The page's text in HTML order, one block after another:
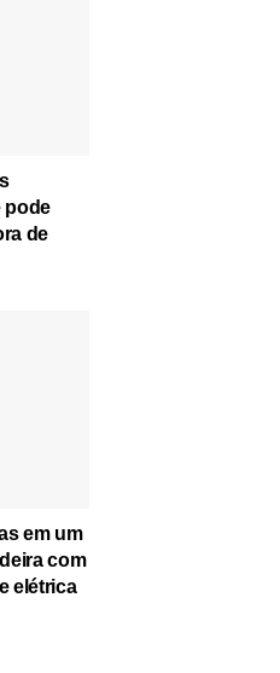
pode
de
em um
com
elétrica